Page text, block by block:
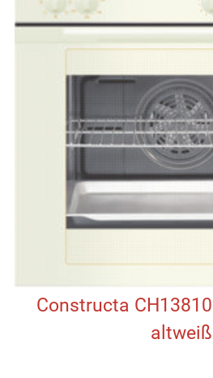
Constructa
altweiß